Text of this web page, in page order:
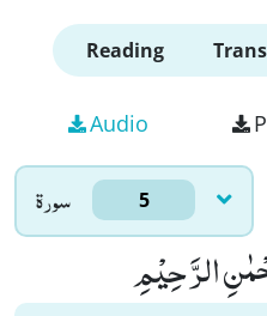
Reading
Audio
سورۃ 5
الرَّحِیْمِ